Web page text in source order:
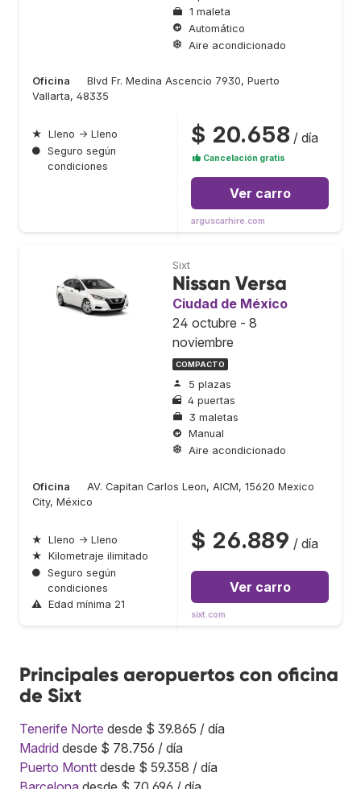
1 maleta
Automático
Aire acondicionado
Oficina
Blvd Fr. Medina Ascencio 7930, Puerto
Vallarta, 48335
★ Lleno → Lleno
● Seguro según
condiciones
$ 20.658 / día
Cancelación gratis
Ver carro
arguscarhire.com
Sixt
Nissan Versa
Ciudad de México
24 octubre - 8
noviembre
COMPACTO
5 plazas
4 puertas
3 maletas
Manual
Aire acondicionado
Oficina
AV. Capitan Carlos Leon, AICM, 15620 Mexico
City, México
★ Lleno → Lleno
★ Kilometraje ilimitado
● Seguro según
condiciones
⚠ Edad mínima 21
$ 26.889 / día
Ver carro
sixt.com
Principales aeropuertos con oficina
de Sixt
Tenerife Norte desde $ 39.865 / día
Madrid desde $ 78.756 / día
Puerto Montt desde $ 59.358 / día